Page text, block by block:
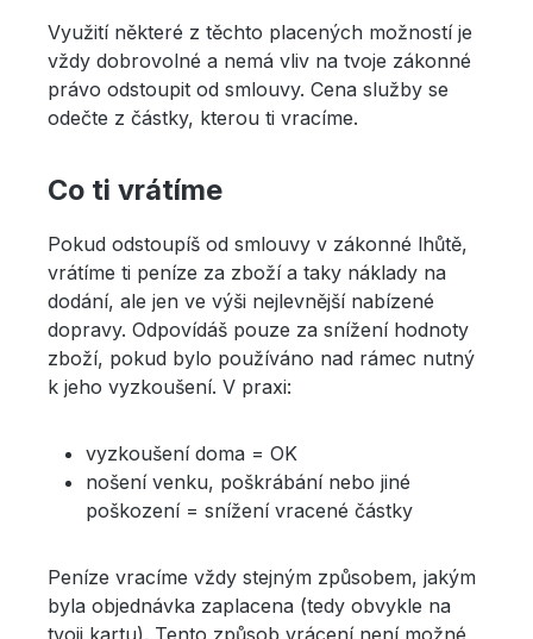
Využití některé z těchto placených možností je
vždy dobrovolné a nemá vliv na tvoje zákonné
právo odstoupit od smlouvy. Cena služby se
odečte z částky, kterou ti vracíme.
Co ti vrátíme
Pokud odstoupíš od smlouvy v zákonné lhůtě,
vrátíme ti peníze za zboží a taky náklady na
dodání, ale jen ve výši nejlevnější nabízené
dopravy. Odpovídáš pouze za snížení hodnoty
zboží, pokud bylo používáno nad rámec nutný
k jeho vyzkoušení. V praxi:
vyzkoušení doma = OK
nošení venku, poškrábání nebo jiné
poškození = snížení vracené částky
Peníze vracíme vždy stejným způsobem, jakým
byla objednávka zaplacena (tedy obvykle na
tvoji kartu). Tento způsob vrácení není možné